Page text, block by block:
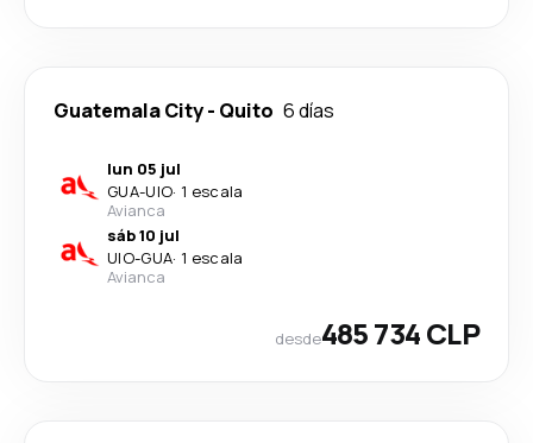
Guatemala City- Quito 6 días
lun 05 jul
GUA-UIO· 1 escala
Avianca
sáb 10 jul
UIO-GUA· 1 escala
Avianca
desde485 734 CLP